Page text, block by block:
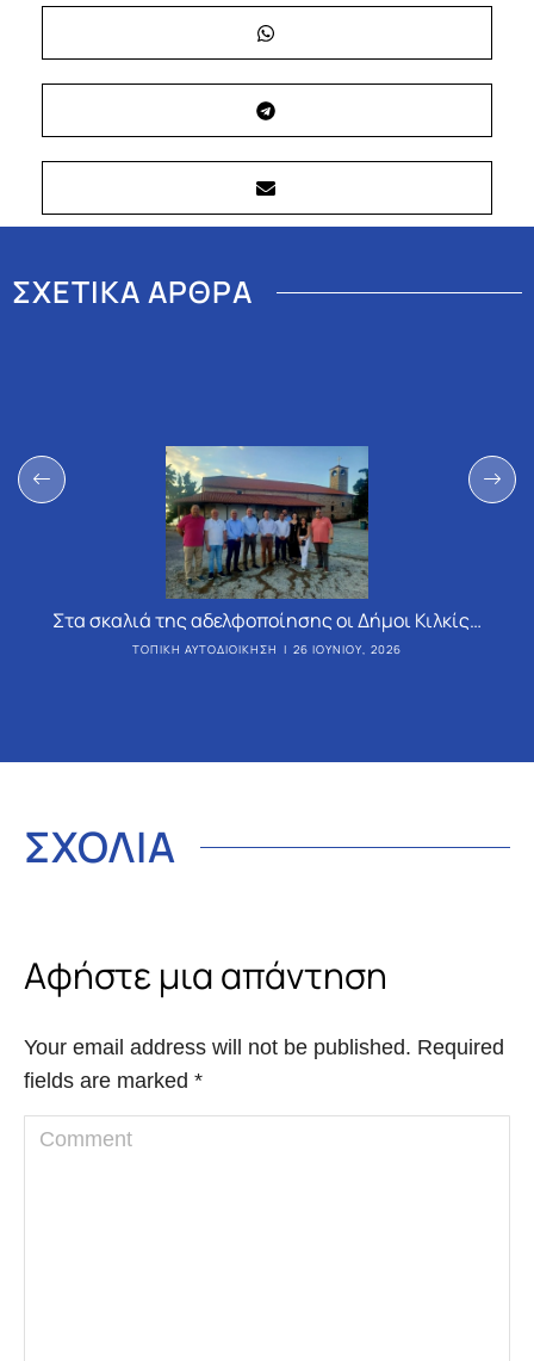
ΣΧΕΤΙΚΑ ΑΡΘΡΑ
Στα σκαλιά της αδελφοποίησης οι Δήμοι Κιλκίς…
ΤΟΠΙΚΉ ΑΥΤΟΔΙΟΊΚΗΣΗ 26 ΙΟΥΝΊΟΥ, 2026
ΣΧΟΛΙΑ
Αφήστε μια απάντηση
Your email address will not be published. Required
fields are marked *
Comment